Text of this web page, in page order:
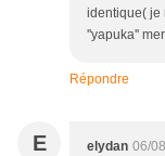
identique( je
''yapuka''
Répondre
E elydan 06/